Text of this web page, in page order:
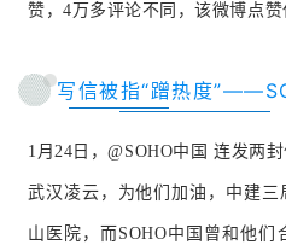
赞，4万多评论不同，该微博点赞
写信被指“蹭热度
1月24日，@SOHO中国 连发两
武汉凌云，为他们加油，中建
山医院，而SOHO中国曾和他